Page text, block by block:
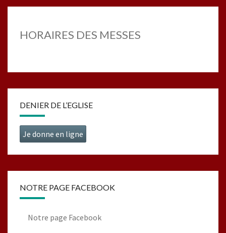
HORAIRES DES MESSES
DENIER DE L’EGLISE
Je donne en ligne
NOTRE PAGE FACEBOOK
Notre page Facebook